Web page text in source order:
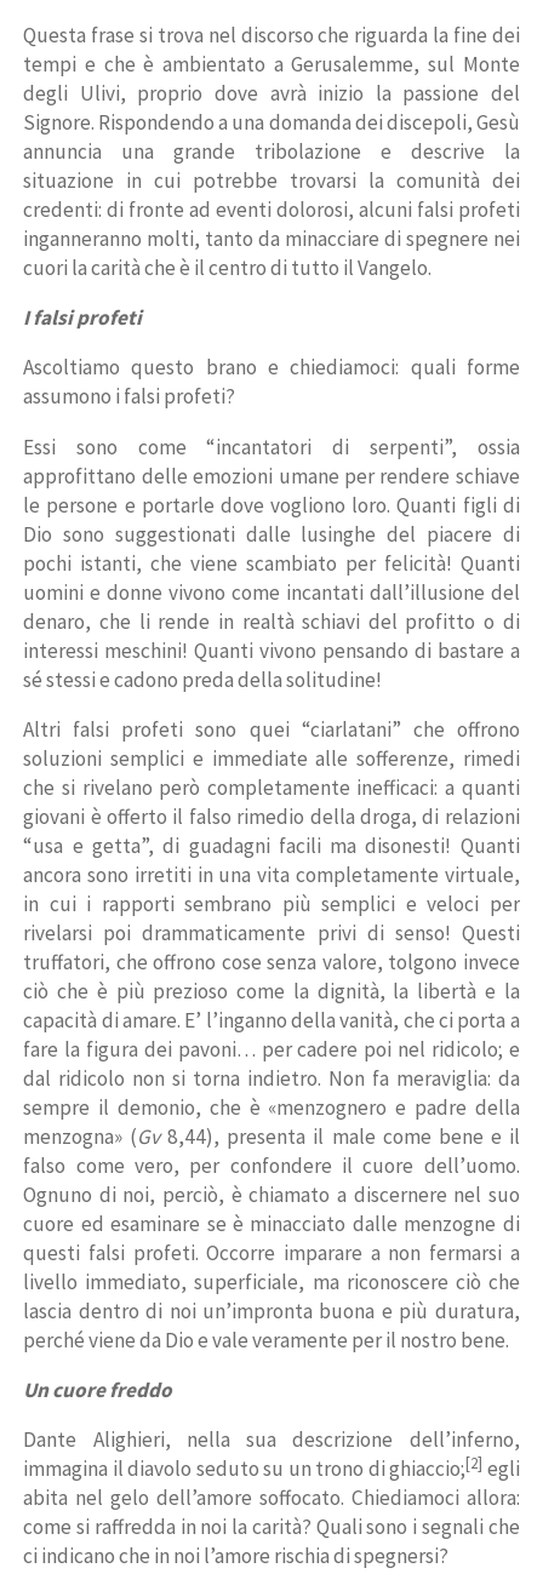
Questa frase si trova nel discorso che riguarda la fine dei
tempi e che è ambientato a Gerusalemme, sul Monte
degli Ulivi, proprio dove avrà inizio la passione del
Signore. Rispondendo a una domanda dei discepoli, Gesù
annuncia una grande tribolazione e descrive la
situazione in cui potrebbe trovarsi la comunità dei
credenti: di fronte ad eventi dolorosi, alcuni falsi profeti
inganneranno molti, tanto da minacciare di spegnere nei
cuori la carità che è il centro di tutto il Vangelo.
I falsi profeti
Ascoltiamo questo brano e chiediamoci: quali forme
assumono i falsi profeti?
Essi sono come “incantatori di serpenti”, ossia
approfittano delle emozioni umane per rendere schiave
le persone e portarle dove vogliono loro. Quanti figli di
Dio sono suggestionati dalle lusinghe del piacere di
pochi istanti, che viene scambiato per felicità! Quanti
uomini e donne vivono come incantati dall’illusione del
denaro, che li rende in realtà schiavi del profitto o di
interessi meschini! Quanti vivono pensando di bastare a
sé stessi e cadono preda della solitudine!
Altri falsi profeti sono quei “ciarlatani” che offrono
soluzioni semplici e immediate alle sofferenze, rimedi
che si rivelano però completamente inefficaci: a quanti
giovani è offerto il falso rimedio della droga, di relazioni
“usa e getta”, di guadagni facili ma disonesti! Quanti
ancora sono irretiti in una vita completamente virtuale,
in cui i rapporti sembrano più semplici e veloci per
rivelarsi poi drammaticamente privi di senso! Questi
truffatori, che offrono cose senza valore, tolgono invece
ciò che è più prezioso come la dignità, la libertà e la
capacità di amare. E’ l’inganno della vanità, che ci porta a
fare la figura dei pavoni… per cadere poi nel ridicolo; e
dal ridicolo non si torna indietro. Non fa meraviglia: da
sempre il demonio, che è «menzognero e padre della
menzogna» (Gv8,44), presenta il male come bene e il
falso come vero, per confondere il cuore dell’uomo.
Ognuno di noi, perciò, è chiamato a discernere nel suo
cuore ed esaminare se è minacciato dalle menzogne di
questi falsi profeti. Occorre imparare a non fermarsi a
livello immediato, superficiale, ma riconoscere ciò che
lascia dentro di noi un’impronta buona e più duratura,
perché viene da Dio e vale veramente per il nostro bene.
Un cuore freddo
Dante Alighieri, nella sua descrizione dell’inferno,
immagina il diavolo seduto su un trono di ghiaccio;[2] egli
abita nel gelo dell’amore soffocato. Chiediamoci allora:
come si raffredda in noi la carità? Quali sono i segnali che
ci indicano che in noi l’amore rischia di spegnersi?